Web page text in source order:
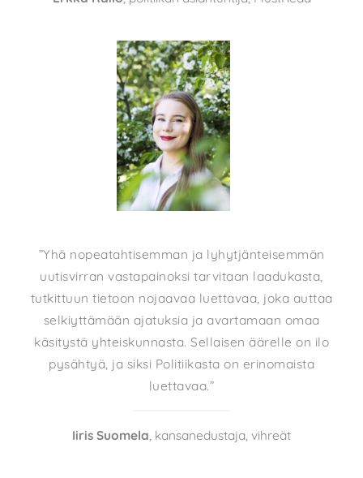
”Yhä nopeatahtisemman ja lyhytjänteisemmän
uutisvirran vastapainoksi tarvitaan laadukasta,
tutkittuun tietoon nojaavaa luettavaa, joka auttaa
selkiyttämään ajatuksia ja avartamaan omaa
käsitystä yhteiskunnasta. Sellaisen äärelle on ilo
pysähtyä, ja siksi Politiikasta on erinomaista
luettavaa.”
Iiris Suomela, kansanedustaja, vihreät